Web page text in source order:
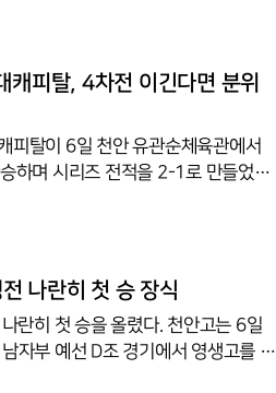
은 공격을 앞세워 강릉여고를 3-1(2
피탈, 4차전 이긴다면 분위
피탈이 6일 천안 유관순체육관에서
하며 시리즈 전적을 2-1로 만들었다.
가' 문구가 적힌 대형 플래카드까지
현대캐피탈 감독은 "4차전도 상대
트를 더 넓게 쓰겠다"고 밝혔다
나란히 첫 승 장식
란히 첫 승을 올렸다. 천안고는 6일
자부 예선 D조 경기에서 영생고를 상